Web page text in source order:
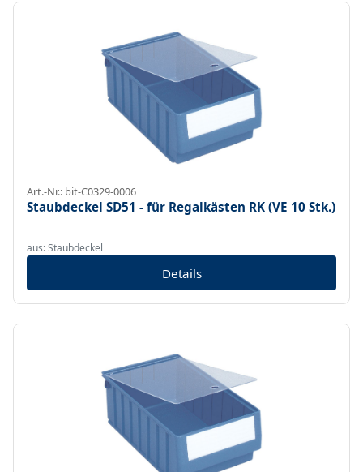
Art.-Nr.: bit-C0329-0006
Staubdeckel SD51 - für Regalkästen RK (VE 10 Stk.)
aus: Staubdeckel
Details